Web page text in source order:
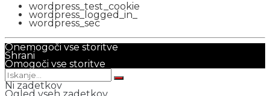
wordpress_test_cookie
wordpress_logged_in_
wordpress_sec
Onemogoči vse storitve
Shrani
Omogoči vse storitve
Ni zadetkov